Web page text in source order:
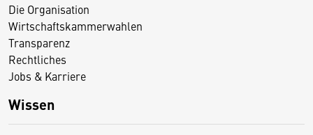
Die Organisation
Wirtschaftskammerwahlen
Transparenz
Rechtliches
Jobs & Karriere
Wissen